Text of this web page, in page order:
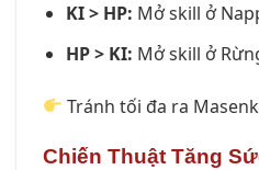
KI > HP: Mở skill ở
HP > KI: Mở skill ở
Tránh tối đa ra
Chiến Thuật Tăng